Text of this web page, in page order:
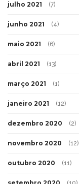
julho 2021 (7)
junho 2021 (4)
maio 2021 (6)
abril 2021 (13)
março 2021 (1)
janeiro 2021 (12)
dezembro 2020 (2)
novembro 2020 (12)
outubro 2020 (11)